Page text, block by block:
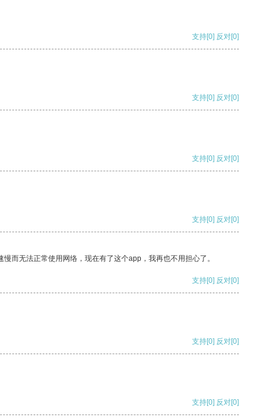
支持[0] 反对[0]
支持[0] 反对[0]
支持[0] 反对[0]
支持[0] 反对[0]
而无法正常使用网络，现在有了这个app，我再也不用担心了。
支持[0] 反对[0]
支持[0] 反对[0]
支持[0] 反对[0]